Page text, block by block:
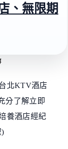
、無限期
北KTV酒店
分了解立即
養酒店經紀
)